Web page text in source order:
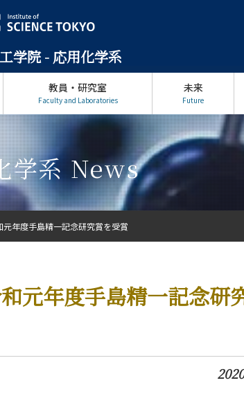
学院 - 応用化学系
教員・研究室
Faculty and Laboratories
未来
Future
学系 News
元年度手島精一記念研
年度手島精一記念研究賞を受賞